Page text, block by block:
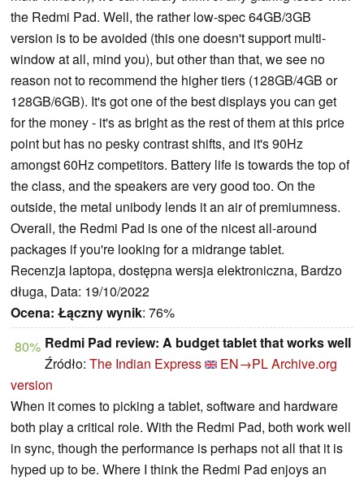
the Redmi Pad. Well, the rather low-spec 64GB/3GB
version is to be avoided (this one doesn't support multi-
window at all, mind you), but other than that, we see no
reason not to recommend the higher tiers (128GB/4GB or
128GB/6GB). It's got one of the best displays you can get
for the money - it's as bright as the rest of them at this price
point but has no pesky contrast shifts, and it's 90Hz
amongst 60Hz competitors. Battery life is towards the top of
the class, and the speakers are very good too. On the
outside, the metal unibody lends it an air of premiumness.
Overall, the Redmi Pad is one of the nicest all-around
packages if you're looking for a midrange tablet.
Recenzja laptopa, dostępna wersja elektroniczna, Bardzo
długa, Data: 19/10/2022
Ocena: Łączny wynik: 76%
80% Redmi Pad review: A budget tablet that works well
Źródło: The Indian Express EN→PLArchive.org
version
When it comes to picking a tablet, software and hardware
both play a critical role. With the Redmi Pad, both work well
in sync, though the performance is perhaps not all that it is
hyped up to be. Where I think the Redmi Pad enjoys an